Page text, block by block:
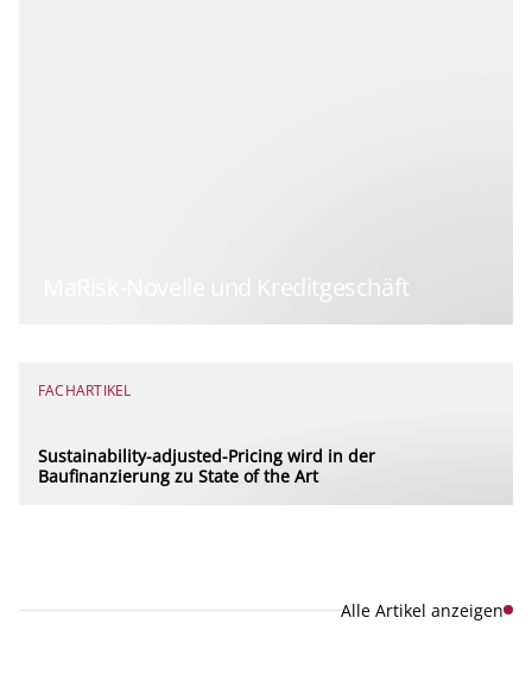
MaRisk-Novelle und Kreditgeschäft
FACHARTIKEL
Sustainability-adjusted-Pricing wird in der
Baufinanzierung zu State of the Art
Alle Artikel anzeigen